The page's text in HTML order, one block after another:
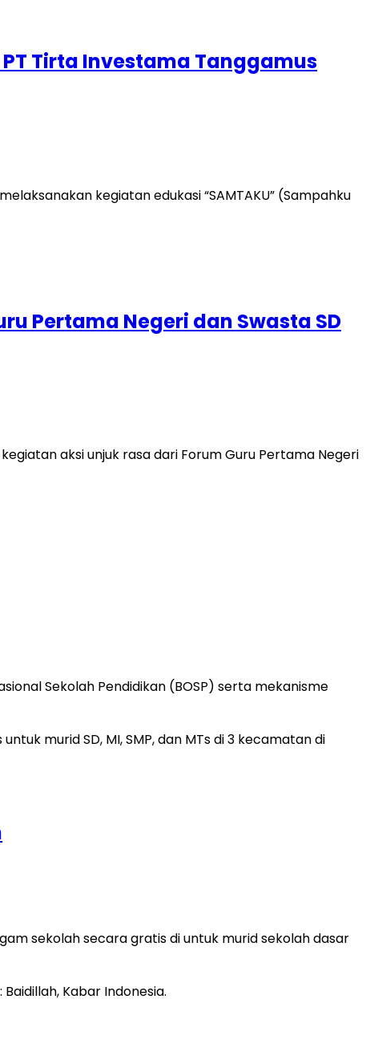
Tirta Investama Tanggamus
kegiatan edukasi “SAMTAKU” (Sampahku
Pertama Negeri dan Swasta SD
aksi unjuk rasa dari Forum Guru Pertama Negeri
Sekolah Pendidikan (BOSP) serta mekanisme
sekolah secara gratis di untuk murid sekolah dasar